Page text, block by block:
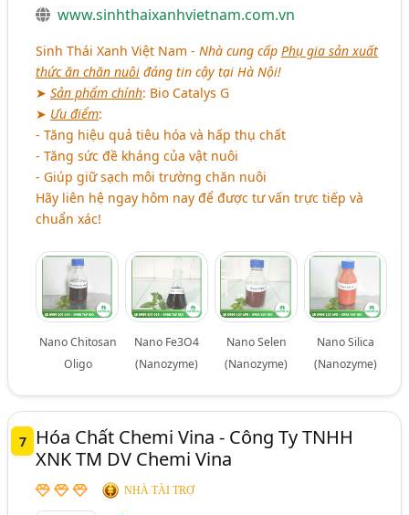
www.sinhthaixanhvietnam.com.vn
Sinh Thái Xanh Việt Nam -Nhà cung cấpPhụ gia sản xuất
thức ăn chăn nuôi đáng tin cậy tại Hà Nội!
➤Sản phẩm chính: Bio Catalys G
➤ Ưu điểm:
- Tăng hiệu quả tiêu hóa và hấp thụ chất
- Tăng sức đề kháng của vật nuôi
- Giúp giữ sạch môi trường chăn nuôi
Hãy liên hệ ngay hôm nay để được tư vấn trực tiếp và
chuẩn xác!
Nano Chitosan
Oligo
Nano Fe3O4
(Nanozyme)
Nano Selen
(Nanozyme)
Nano Silica
(Nanozyme)
7
Hóa Chất Chemi Vina - Công Ty TNHH
XNK TM DV Chemi Vina
NHÀ TÀI TRỢ